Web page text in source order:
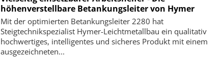
höhenverstellbare Betankungsleiter von Hymer
Mit der optimierten Betankungsleiter 2280 hat
Steigtechnikspezialist Hymer-Leichtmetallbau ein qualitativ
hochwertiges, intelligentes und sicheres Produkt mit einem
ausgezeichneten...